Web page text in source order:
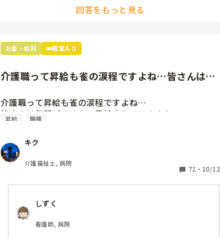
回答をもっと見る
お金・給料 👑殿堂入り
介護職って昇給も雀の涙程ですよね…皆さんは年
介護職って昇給も雀の涙程ですよね…
皆さんは年間どのくらい昇給されていますか？
昇給 職種
キク
介護福祉士, 病院
72 ・ 10/12
しずく
看護師, 病院